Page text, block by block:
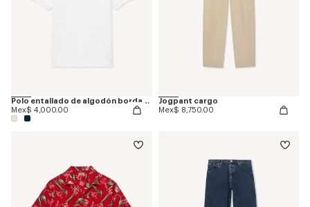
Polo entallado de algodón bordado 'KENZO Tulip'
Mex$ 4,000.00
Jogpant cargo
Mex$ 8,750.00